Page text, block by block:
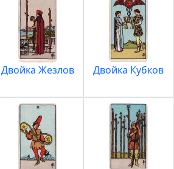
Двойка Жезлов Двойка Кубков